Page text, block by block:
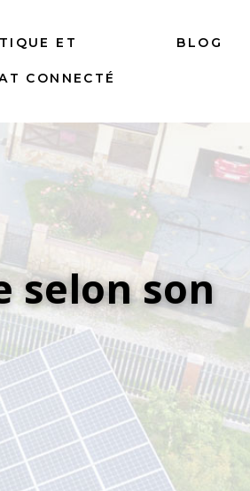
ET
CONNECTÉ
BLOG
selon son